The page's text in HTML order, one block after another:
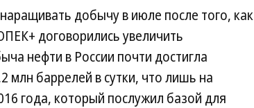
добычу в июле после того, как
договорились увеличить
нефти в России почти достигла
млн баррелей в сутки, что лишь на
года, который послужил базой для